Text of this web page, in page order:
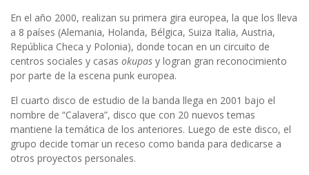
En el año 2000, realizan su primera gira europea, la que los lleva
a 8 países (Alemania, Holanda, Bélgica, Suiza Italia, Austria,
República Checa y Polonia), donde tocan en un circuito de
centros sociales y casas okupas y logran gran reconocimiento
por parte de la escena punk europea.
El cuarto disco de estudio de la banda llega en 2001 bajo el
nombre de “Calavera”, disco que con 20 nuevos temas
mantiene la temática de los anteriores. Luego de este disco, el
grupo decide tomar un receso como banda para dedicarse a
otros proyectos personales.